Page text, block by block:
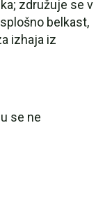
združuje se v
belkast,
izhaja iz
se ne